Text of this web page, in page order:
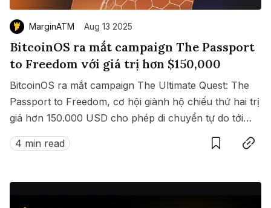
MarginATM Aug 13 2025
BitcoinOS ra mắt campaign The Passport
to Freedom với giá trị hơn $150,000
BitcoinOS ra mắt campaign The Ultimate Quest: The
Passport to Freedom, cơ hội giành hộ chiếu thứ hai trị
giá hơn 150.000 USD cho phép di chuyển tự do tới
hàng loạt quốc gia không cần visa.
4 min read
SaveCopy link